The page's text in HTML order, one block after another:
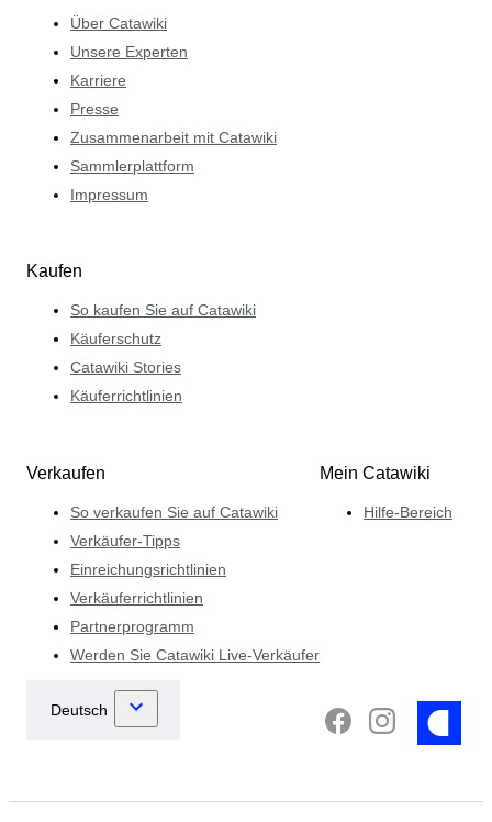
Über Catawiki
Unsere Experten
Karriere
Presse
Zusammenarbeit mit Catawiki
Sammlerplattform
Impressum
Kaufen
So kaufen Sie auf Catawiki
Käuferschutz
Catawiki Stories
Käuferrichtlinien
Verkaufen
So verkaufen Sie auf Catawiki
Verkäufer-Tipps
Einreichungsrichtlinien
Verkäuferrichtlinien
Partnerprogramm
Werden Sie Catawiki Live-Verkäufer
Mein Catawiki
Hilfe-Bereich